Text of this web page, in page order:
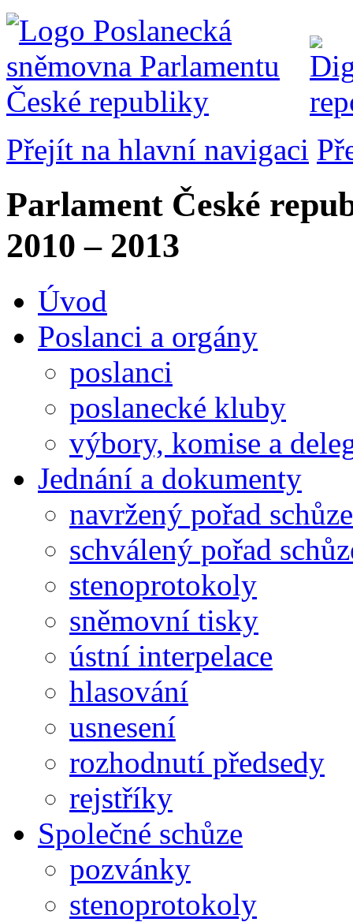
Přejít na hlavní navigaci
Parlament České
2010 – 2013
Úvod
Poslanci a orgány
poslanci
poslanecké kluby
výbory, komise a
Jednání a dokumenty
navržený pořad schůze
schválený pořad
stenoprotokoly
sněmovní tisky
ústní interpelace
hlasování
usnesení
rozhodnutí předsedy
rejstříky
Společné schůze
pozvánky
stenoprotokoly